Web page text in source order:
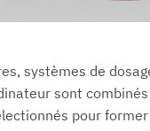
systèmes de
sont combinés
pour